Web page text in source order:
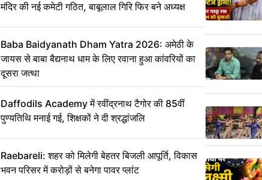
मंदिर की नई कमेटी गठित, बाबूलाल गिरि फिर बने अध्यक्ष
Baba Baidyanath Dham Yatra 2026: अमेठी के
जायस से बाबा बैद्यनाथ धाम के लिए रवाना हुआ कांवरियों का
दूसरा जत्था
Daffodils Academy में रवींद्रनाथ टैगोर की 85वीं
पुण्यतिथि मनाई गई, शिक्षकों ने दी श्रद्धांजलि
Raebareli: शहर को मिलेगी बेहतर बिजली आपूर्ति, विकास
भवन परिसर में करोड़ों से बनेगा पावर प्लांट